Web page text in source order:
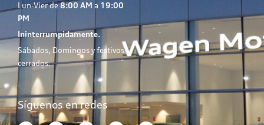
Lun-Vier de8:00 AM a 19:00
PM
Ininterrumpidamente.
Sábados, Domingos y festivos
cerrados.
Síguenos en redes